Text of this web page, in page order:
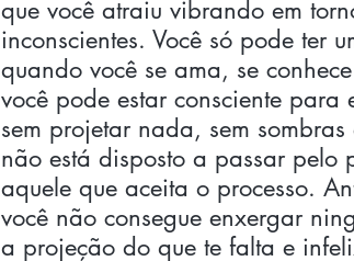
que você atraiu vibrando em
inconscientes. Você só pode ter
quando você se ama, se
você pode estar consciente
sem projetar nada, sem
não está disposto a passar pelo
aquele que aceita o processo.
você não consegue enxergar
a projeção do que te falta e